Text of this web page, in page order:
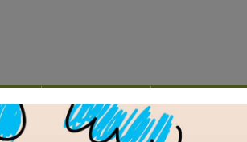
מועצה דתית תרבות ופנאי